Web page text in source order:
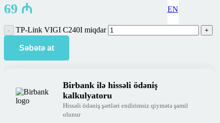
EN
69 ₼
TP-Link VIGI C240I miqdar
Səbətə at
Birbank ilə hissəli ödəniş
kalkulyatoru
Hissəli ödəniş şərtləri endirimsiz qiymətə şamil
olunur